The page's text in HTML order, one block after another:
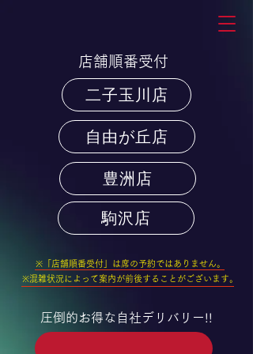
店舗順番受付
二子玉川店
自由が丘店
豊洲店
駒沢店
※「店舗順番受付」は席の予約ではありません。
※混雑状況によって案内が前後することがございます。
圧倒的お得な自社デリバリー!!